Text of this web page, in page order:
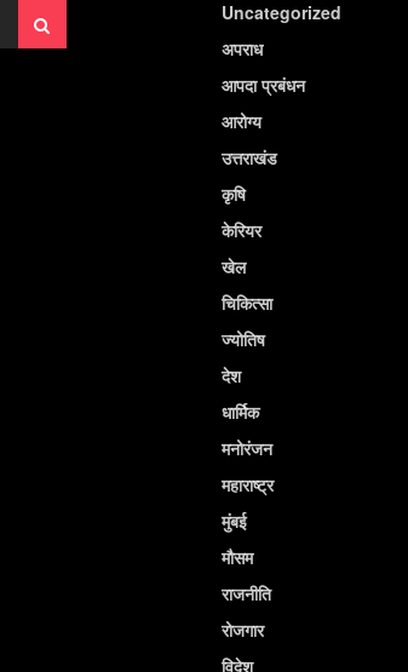
Uncategorized
अपराध
आपदा प्रबंधन
आरोग्य
उत्तराखंड
कृषि
केरियर
खेल
चिकित्सा
ज्योतिष
देश
धार्मिक
मनोरंजन
महाराष्ट्र
मुंबई
मौसम
राजनीति
रोजगार
विदेश